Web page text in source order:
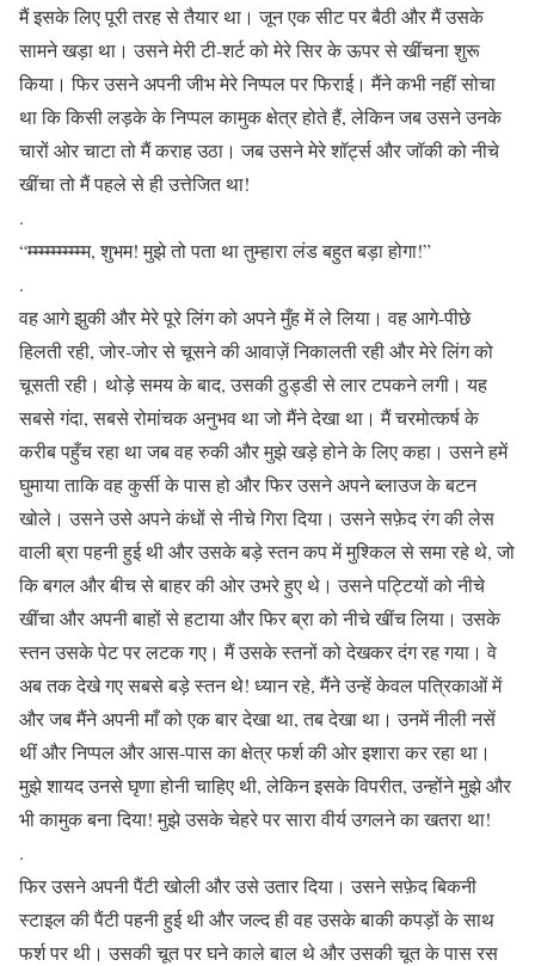
मैं इसके लिए पूरी तरह से तैयार था। जून एक सीट पर बैठी और मैं उसके
सामने खड़ा था। उसने मेरी टी-शर्ट को मेरे सिर के ऊपर से खींचना शुरू
किया। फिर उसने अपनी जीभ मेरे निप्पल पर फिराई। मैंने कभी नहीं सोचा
था कि किसी लड़के के निप्पल कामुक क्षेत्र होते हैं, लेकिन जब उसने उनके
चारों ओर चाटा तो मैं कराह उठा। जब उसने मेरे शॉर्ट्स और जॉकी को नीचे
खींचा तो मैं पहले से ही उत्तेजित था!
.
“म्म्म्म्म्म्म्म्म्म, शुभम! मुझे तो पता था तुम्हारा लंड बहुत बड़ा होगा!”
.
वह आगे झुकी और मेरे पूरे लिंग को अपने मुँह में ले लिया। वह आगे-पीछे
हिलती रही, जोर-जोर से चूसने की आवाज़ें निकालती रही और मेरे लिंग को
चूसती रही। थोड़े समय के बाद, उसकी ठुड्डी से लार टपकने लगी। यह
सबसे गंदा, सबसे रोमांचक अनुभव था जो मैंने देखा था। मैं चरमोत्कर्ष के
करीब पहुँच रहा था जब वह रुकी और मुझे खड़े होने के लिए कहा। उसने हमें
घुमाया ताकि वह कुर्सी के पास हो और फिर उसने अपने ब्लाउज के बटन
खोले। उसने उसे अपने कंधों से नीचे गिरा दिया। उसने सफ़ेद रंग की लेस
वाली ब्रा पहनी हुई थी और उसके बड़े स्तन कप में मुश्किल से समा रहे थे, जो
कि बगल और बीच से बाहर की ओर उभरे हुए थे। उसने पट्टियों को नीचे
खींचा और अपनी बाहों से हटाया और फिर ब्रा को नीचे खींच लिया। उसके
स्तन उसके पेट पर लटक गए। मैं उसके स्तनों को देखकर दंग रह गया। वे
अब तक देखे गए सबसे बड़े स्तन थे! ध्यान रहे, मैंने उन्हें केवल पत्रिकाओं में
और जब मैंने अपनी माँ को एक बार देखा था, तब देखा था। उनमें नीली नसें
थीं और निप्पल और आस-पास का क्षेत्र फर्श की ओर इशारा कर रहा था।
मुझे शायद उनसे घृणा होनी चाहिए थी, लेकिन इसके विपरीत, उन्होंने मुझे और
भी कामुक बना दिया! मुझे उसके चेहरे पर सारा वीर्य उगलने का खतरा था!
.
फिर उसने अपनी पैंटी खोली और उसे उतार दिया। उसने सफ़ेद बिकनी
स्टाइल की पैंटी पहनी हुई थी और जल्द ही वह उसके बाकी कपड़ों के साथ
फर्श पर थी। उसकी चूत पर घने काले बाल थे और उसकी चूत के पास रस